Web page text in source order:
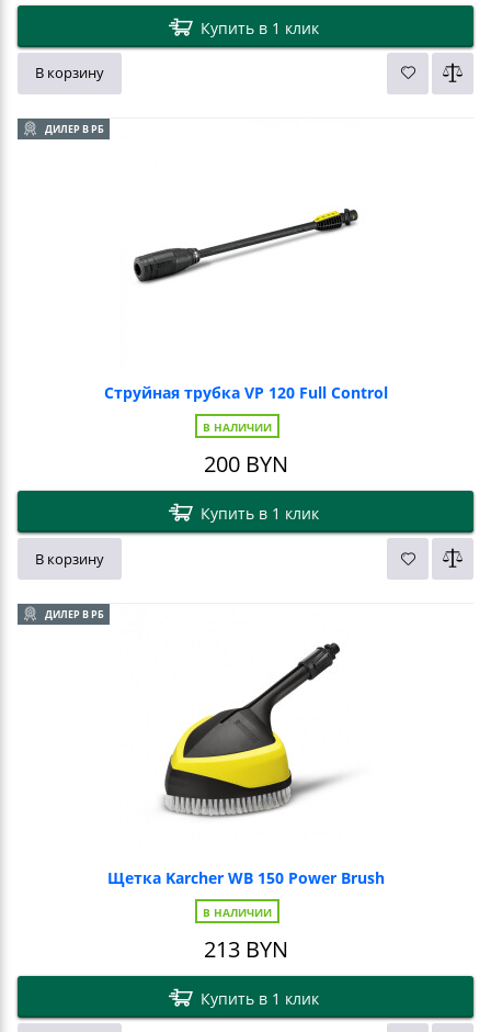
Купить в 1 клик
В корзину
ДИЛЕР В РБ
Струйная трубка VP 120 Full Control
В НАЛИЧИИ
200BYN
Купить в 1 клик
В корзину
ДИЛЕР В РБ
Щетка Karcher WB 150 Power Brush
В НАЛИЧИИ
213BYN
Купить в 1 клик